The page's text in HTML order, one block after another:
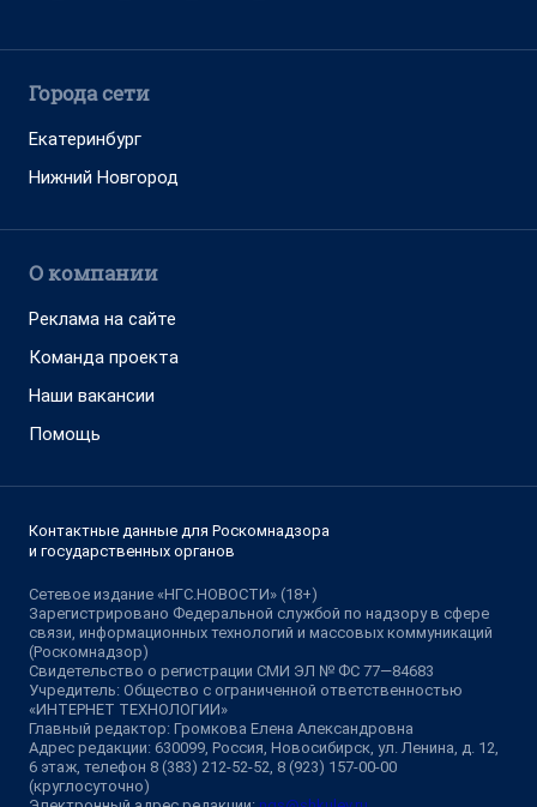
Города сети
Екатеринбург
Нижний Новгород
О компании
Реклама на сайте
Команда проекта
Наши вакансии
Помощь
Контактные данные для Роскомнадзора
и государственных органов
Сетевое издание «НГС.НОВОСТИ» (18+)
Зарегистрировано Федеральной службой по надзору в сфере
связи, информационных технологий и массовых коммуникаций
(Роскомнадзор)
Свидетельство о регистрации СМИ ЭЛ № ФС 77—84683
Учредитель: Общество с ограниченной ответственностью
«ИНТЕРНЕТ ТЕХНОЛОГИИ»
Главный редактор: Громкова Елена Александровна
Адрес редакции: 630099, Россия, Новосибирск, ул. Ленина, д. 12,
6 этаж, телефон 8 (383) 212-52-52, 8 (923) 157-00-00
(круглосуточно)